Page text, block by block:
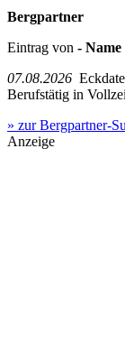
Bergpartner
Eintrag von - Name
07.08.2026
Berufstätig in
» zur Bergpartner-
Anzeige